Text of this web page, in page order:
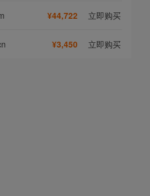
¥44,722 立即购买
¥3,450 立即购买